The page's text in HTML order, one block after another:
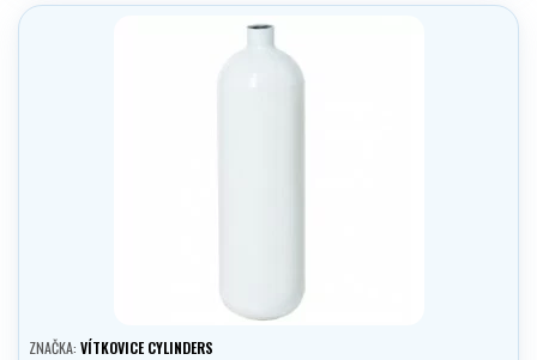
ZNAČKA: VÍTKOVICE CYLINDERS